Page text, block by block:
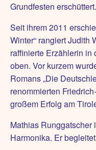
Grundfesten erschüttert.
Seit ihrem 2011
Winter“ rangiert Judith
raffinierte Erzählerin
oben. Vor kurzem
Romans „Die
renommierten
großem Erfolg am
Mathias Runggatscher
Harmonika. Er